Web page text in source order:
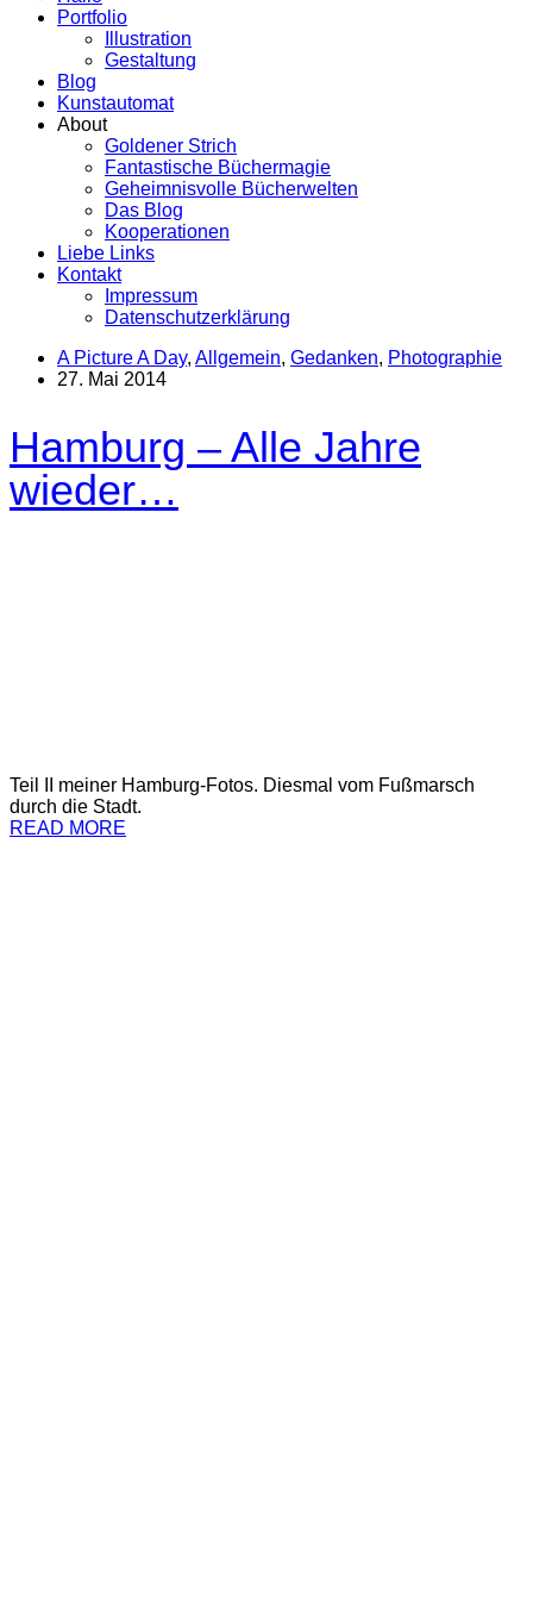
Portfolio
Illustration
Gestaltung
Blog
Kunstautomat
About
Goldener Strich
Fantastische Büchermagie
Geheimnisvolle Bücherwelten
Das Blog
Kooperationen
Liebe Links
Kontakt
Impressum
Datenschutzerklärung
A Picture A Day, Allgemein, Gedanken, Photographie
27. Mai 2014
Hamburg – Alle Jahre
wieder…
Teil II meiner Hamburg-Fotos. Diesmal vom Fußmarsch
durch die Stadt.
READ MORE